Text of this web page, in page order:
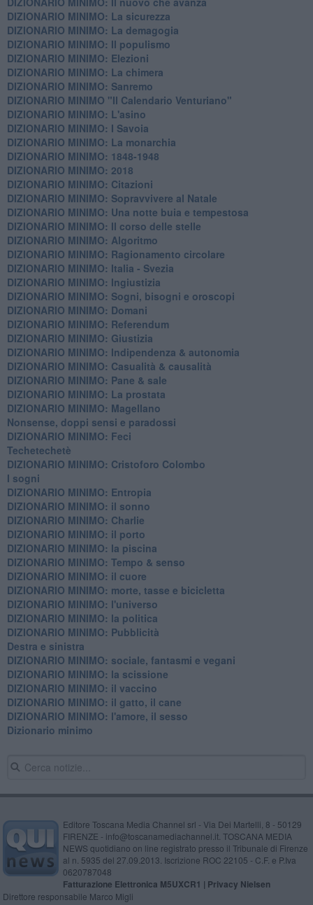
DIZIONARIO MINIMO: La sicurezza
DIZIONARIO MINIMO: La demagogia
DIZIONARIO MINIMO: Il populismo
DIZIONARIO MINIMO: Elezioni
DIZIONARIO MINIMO: La chimera
DIZIONARIO MINIMO: Sanremo
DIZIONARIO MINIMO "Il Calendario Venturiano"
DIZIONARIO MINIMO: L'asino
DIZIONARIO MINIMO: I Savoia
DIZIONARIO MINIMO: La monarchia
DIZIONARIO MINIMO: 1848-1948
DIZIONARIO MINIMO: 2018
DIZIONARIO MINIMO: Citazioni
DIZIONARIO MINIMO: ​Sopravvivere al Natale
DIZIONARIO MINIMO: ​Una notte buia e tempestosa
DIZIONARIO MINIMO: Il corso delle stelle
DIZIONARIO MINIMO: Algoritmo
DIZIONARIO MINIMO: Ragionamento circolare
DIZIONARIO MINIMO: Italia - Svezia
DIZIONARIO MINIMO: ​Ingiustizia
DIZIONARIO MINIMO: ​Sogni, bisogni e oroscopi
DIZIONARIO MINIMO: Domani
DIZIONARIO MINIMO: Referendum
DIZIONARIO MINIMO: Giustizia
DIZIONARIO MINIMO: ​Indipendenza & autonomia
DIZIONARIO MINIMO: ​Casualità & causalità
​DIZIONARIO MINIMO: Pane & sale
DIZIONARIO MINIMO: La prostata
​DIZIONARIO MINIMO: Magellano
Nonsense, doppi sensi e paradossi
DIZIONARIO MINIMO: Feci
Techetechetè
DIZIONARIO MINIMO: Cristoforo Colombo
I sogni
DIZIONARIO MINIMO: Entropia
DIZIONARIO MINIMO: il sonno
DIZIONARIO MINIMO: Charlie
DIZIONARIO MINIMO: il porto
DIZIONARIO MINIMO: la piscina
DIZIONARIO MINIMO: Tempo & senso
DIZIONARIO MINIMO: il cuore
DIZIONARIO MINIMO: morte, tasse e bicicletta
DIZIONARIO MINIMO: l'universo
DIZIONARIO MINIMO: la politica
DIZIONARIO MINIMO: Pubblicità
Destra e sinistra
DIZIONARIO MINIMO: sociale, fantasmi e vegani
DIZIONARIO MINIMO: la scissione
DIZIONARIO MINIMO: il vaccino
DIZIONARIO MINIMO: il gatto, il cane
DIZIONARIO MINIMO: l'amore, il sesso
Dizionario minimo
Editore Toscana Media Channel srl - Via Dei Martelli, 8 - 50129
FIRENZE - info@toscanamediachannel.it. TOSCANA MEDIA
NEWS quotidiano on line registrato presso il Tribunale di Firenze
al n. 5935 del 27.09.2013. Iscrizione ROC 22105 - C.F. e P.Iva
0620787048
Fatturazione Elettronica M5UXCR1 | Privacy Nielsen
Direttore responsabile Marco Migli